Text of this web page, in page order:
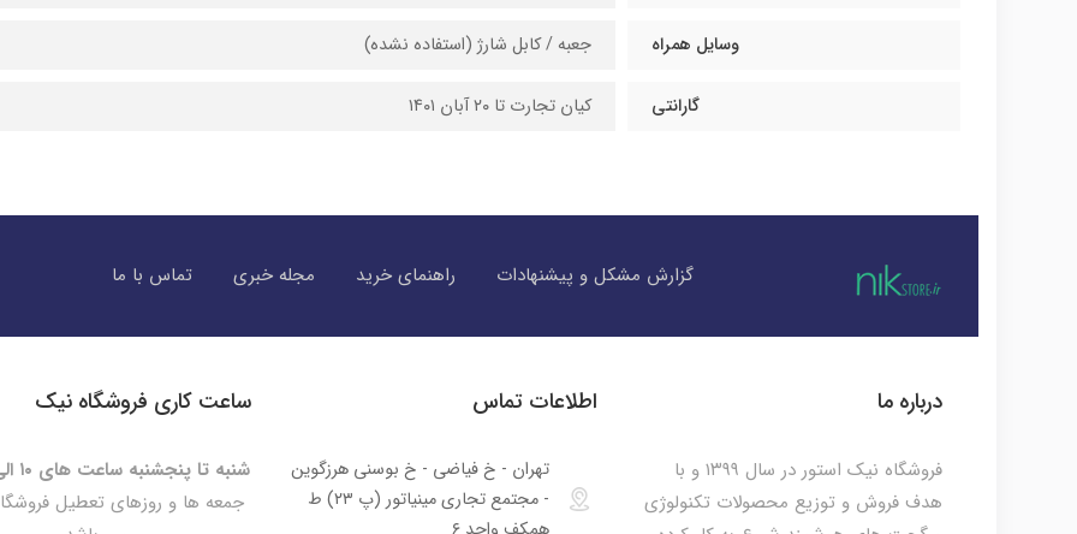
وسایل همراه جعبه / کابل شارژ (استفاده نشده)
گارانتی کیان تجارت تا ۲۰ آبان ۱۴۰۱
گزارش مشکل و پیشنهادات راهنمای خرید مجله خبری تماس با ما
درباره ما
فروشگاه نیک استور در سال ۱۳۹۹ و با
هدف فروش و توزیع محصولات تکنولوژی
اطلاعات تماس
تهران - خ فیاضی - خ بوسنی هرزگوین
- مجتمع تجاری مینیاتور (پ ۲۳) ط
ساعت کاری فروشگاه نیک
شنبه تا پنجشنبه ساعت های ۱۰ الی ۲۰:۳۰
جمعه ها و روزهای تعطیل